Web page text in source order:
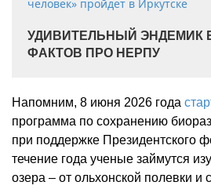
УДИВИТЕЛЬНЫЙ ЭНДЕМИК
ФАКТОВ ПРО НЕРПУ
Напомним, 8 июня 2026 года
программа по сохранению
при поддержке Президентского
течение года ученые займутся
озера – от ольхонской полевки и